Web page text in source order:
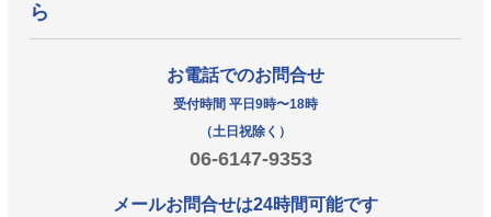
ら
お電話でのお問合せ
受付時間 平日9時〜18時
（土日祝除く）
06-6147-9353
メールお問合せは24時間可能です